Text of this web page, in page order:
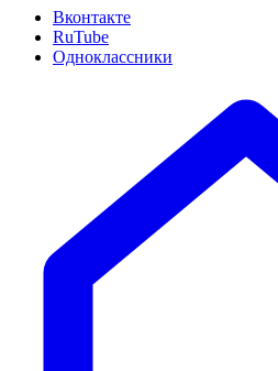
Вконтакте
RuTube
Одноклассники